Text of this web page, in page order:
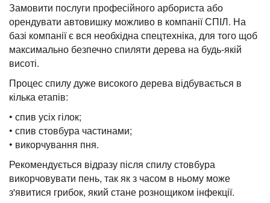
Замовити послуги професійного арбориста або
орендувати автовишку можливо в компанії СПІЛ. На
базі компанії є вся необхідна спецтехніка, для того щоб
максимально безпечно спиляти дерева на будь-якій
висоті.
Процес спилу дуже високого дерева відбувається в
кілька етапів:
• спив усіх гілок;
• спив стовбура частинами;
• викорчування пня.
Рекомендується відразу після спилу стовбура
викорчовувати пень, так як з часом в ньому може
з'явитися грибок, який стане рознощиком інфекції.